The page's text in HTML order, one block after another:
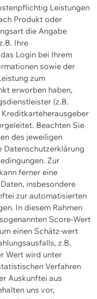
Leistungen
Produkt oder
die Angabe
Ihre
Login bei Ihrem
sowie der
zum
erworben haben,
(z.B.
Beachten Sie
des jeweiligen
Datenschutzerklärung
Zur
ferner eine
insbesondere
zur automatisierten
In diesem Rahmen
Score-Wert
einen Schätz-wert
z.B.
Wert wird unter
Verfahren
Auskunftei aus
uns vor,